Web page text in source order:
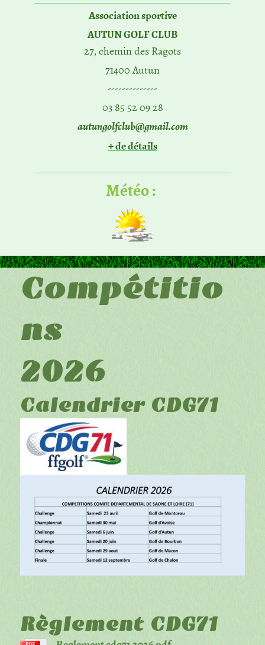
Association sportive
AUTUN GOLF CLUB
27, chemin des Ragots
71400 Autun
--------------
03 85 52 09 28
autungolfclub@gmail.com
+ de détails
Météo :
Compétitio
ns
2026
Calendrier CDG71
Règlement CDG71